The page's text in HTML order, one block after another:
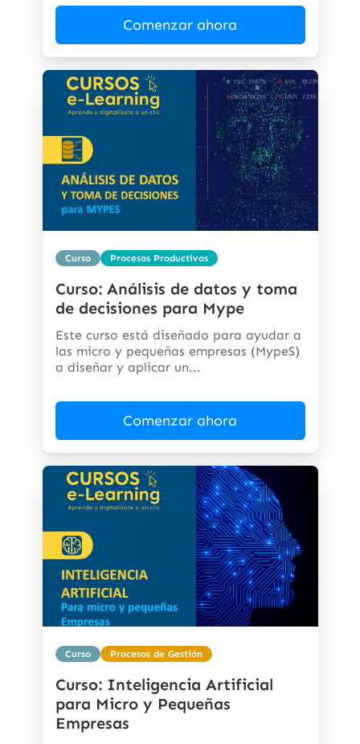
Comenzar ahora
Curso Procesos Productivos
Curso: Análisis de datos y toma
de decisiones para Mype
Este curso está diseñado para ayudar a
las micro y pequeñas empresas (MypeS)
a diseñar y aplicar un...
Comenzar ahora
Curso Procesos de Gestión
Curso: Inteligencia Artificial
para Micro y Pequeñas
Empresas